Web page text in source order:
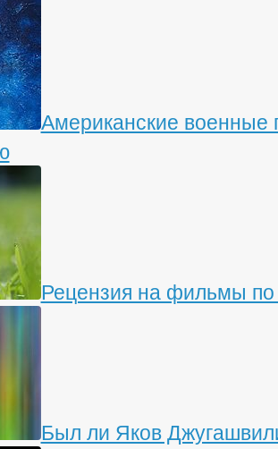
Американские военные
Рецензия на фильмы по
Был ли Яков